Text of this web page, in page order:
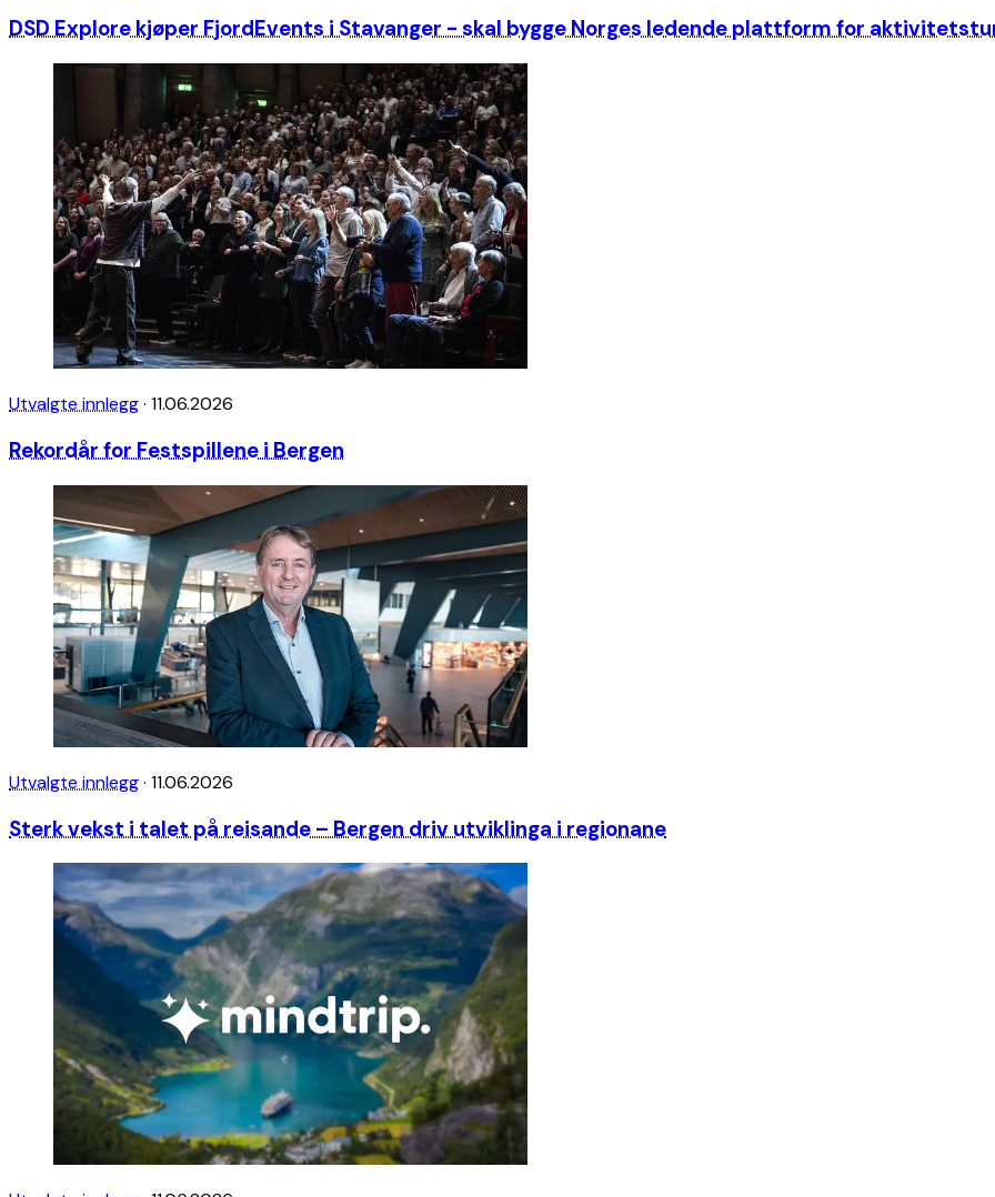
DSD Explore kjøper FjordEvents i Stavanger - skal bygge Norges ledende plattform for
Utvalgte innlegg· 11.06.2026
Rekordår for Festspillene i Bergen
Utvalgte innlegg· 11.06.2026
Sterk vekst i talet på reisande – Bergen driv utviklinga i regionane